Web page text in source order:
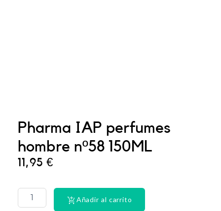
Pharma IAP perfumes
hombre nº58 150ML
11,95€
ULTRA
HEAT
PLUS
Añadir al carrito